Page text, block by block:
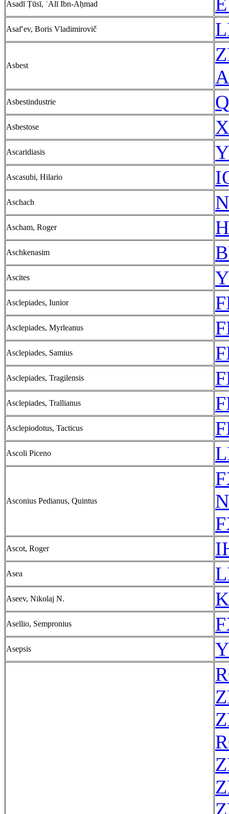
Asadī Ṭūsī, ʿAlī Ibn-Aḥmad
Asafʹev, Boris Vladimirovič
Asbest
Asbestindustrie
Asbestose
Ascaridiasis
Ascasubi, Hilario
Aschach
Ascham, Roger
Aschkenasim
Ascites
Asclepiades, Iunior
Asclepiades, Myrleanus
Asclepiades, Samius
Asclepiades, Tragilensis
Asclepiades, Trallianus
Asclepiodotus, Tacticus
Ascoli Piceno
Asconius Pedianus, Quintus
Ascot, Roger
Asea
Aseev, Nikolaj N.
Asellio, Sempronius
Asepsis